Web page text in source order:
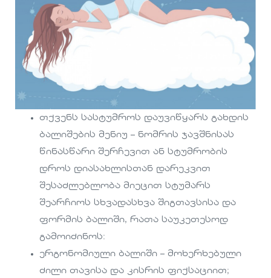
თქვენს სასტუმროს დაუვიწყარს გახდის
ბალიშების მენიუ – ნომრის ჯავშნისას
წინასწარი შერჩევით ან სტუმრობის
დროს დიასახლისთან დარეკვით
შესაძლებლობა მიეცით სტუმარს
შეარჩიოს სხვადასხვა შიგთავსისა და
ფორმის ბალიში, რათა საუკეთესოდ
გამოიძინოს:
ერგონომიული ბალიში – მოხერხებული
ძილი თავისა და კისრის ფიქსაციით;